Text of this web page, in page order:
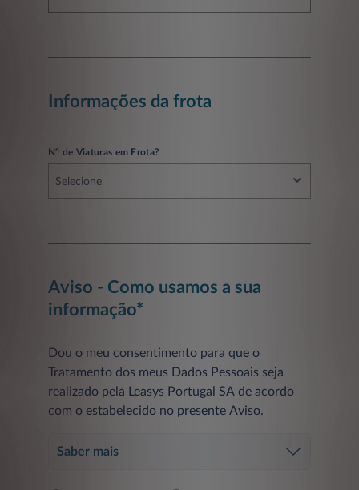
Informações da frota
Nº de Viaturas em Frota?
Selecione
Aviso - Como usamos a sua
informação*
Dou o meu consentimento para que o
Tratamento dos meus Dados Pessoais seja
realizado pela Leasys Portugal SA de acordo
com o estabelecido no presente Aviso.
Saber mais